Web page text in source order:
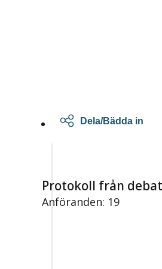
Dela/Bädda in
Protokoll från
Anföranden: 19